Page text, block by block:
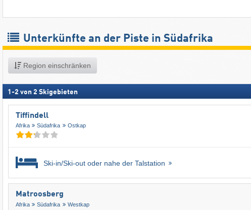
Unterkünfte an der Piste in Südafrika
Region einschränken
1 -2 von 2 Skigebieten
Tiffindell
Afrika Südafrika Ostkap
Ski-in/Ski-out oder nahe der Talstation
Matroosberg
Afrika Südafrika Westkap